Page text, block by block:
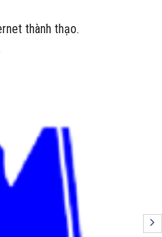
thành thạo.